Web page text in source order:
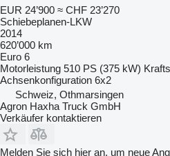
EUR 24’900 ≈ CHF 23’270
Schiebeplanen-LKW
2014
620’000 km
Euro 6
Motorleistung 510 PS (375 kW)
Achsenkonfiguration 6x2
Schweiz, Othmarsingen
Agron Haxha Truck GmbH
Verkäufer kontaktieren
Melden Sie sich hier an, um neue